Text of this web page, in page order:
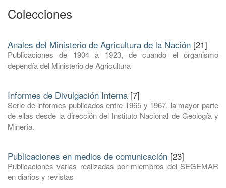
Colecciones
Anales del Ministerio de Agricultura de la Nación [21]
Publicaciones de 1904 a 1923, de cuando el organismo
dependía del Ministerio de Agricultura
Informes de Divulgación Interna [7]
Serie de informes publicados entre 1965 y 1967, la mayor parte
de ellas desde la dirección del Instituto Nacional de Geología y
Minería.
Publicaciones en medios de comunicación [23]
Publicaciones varias realizadas por miembros del SEGEMAR
en diarios y revistas